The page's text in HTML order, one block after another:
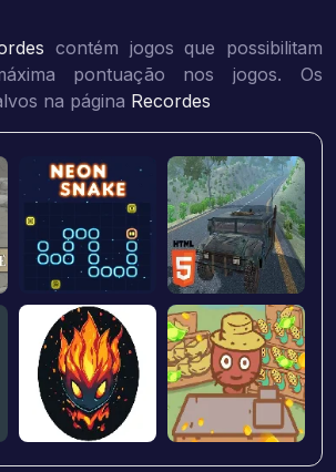
contém jogos que possibilitam
pontuação nos jogos. Os
na página Recordes